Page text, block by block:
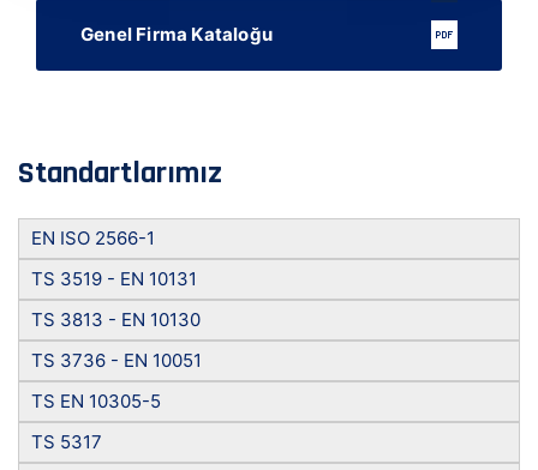
Genel Firma Kataloğu
Standartlarımız
EN ISO 2566-1
TS 3519 - EN 10131
TS 3813 - EN 10130
TS 3736 - EN 10051
TS EN 10305-5
TS 5317